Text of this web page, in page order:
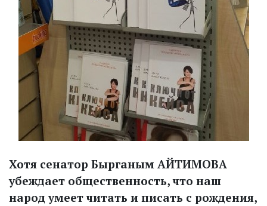
Хотя сенатор Бырганым АЙТИМОВА
убеждает общественность, что наш
народ умеет читать и писать с рождения,